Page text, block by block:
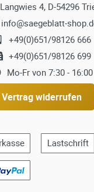
Langwies 4, D-54296
info@saegeblatt-
+49(0)651/98126 666
+49(0)651/98126 699
Mo-Fr von 7:30 - 16:00
Vertrag widerrufen